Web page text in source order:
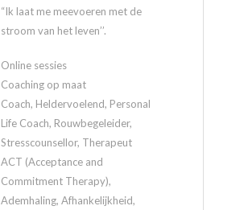
“Ik laat me meevoeren met de
stroom van het leven’’.
Online sessies
Coaching op maat
Coach, Heldervoelend, Personal
Life Coach, Rouwbegeleider,
Stresscounsellor, Therapeut
ACT (Acceptance and
Commitment Therapy),
Ademhaling, Afhankelijkheid,